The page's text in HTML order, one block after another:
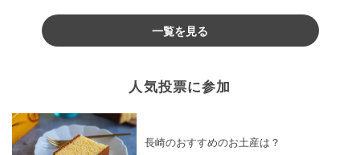
一覧を見る
人気投票に参加
長崎のおすすめのお土産は？